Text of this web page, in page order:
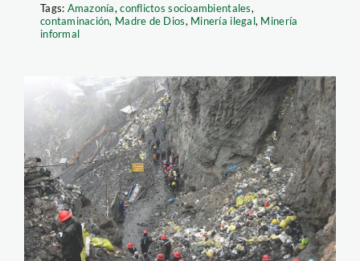
Tags: Amazonía,conflictos socioambientales,
contaminación, Madre de Dios, Minería ilegal, Minería
informal
Minería ilegal en La
Rinconada (Puno)